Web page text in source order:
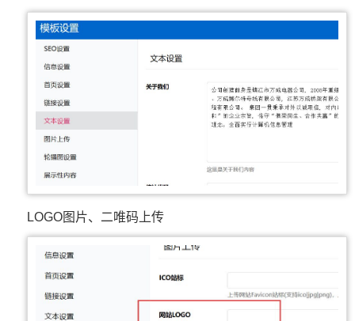
LOGO图片、二唯码上传